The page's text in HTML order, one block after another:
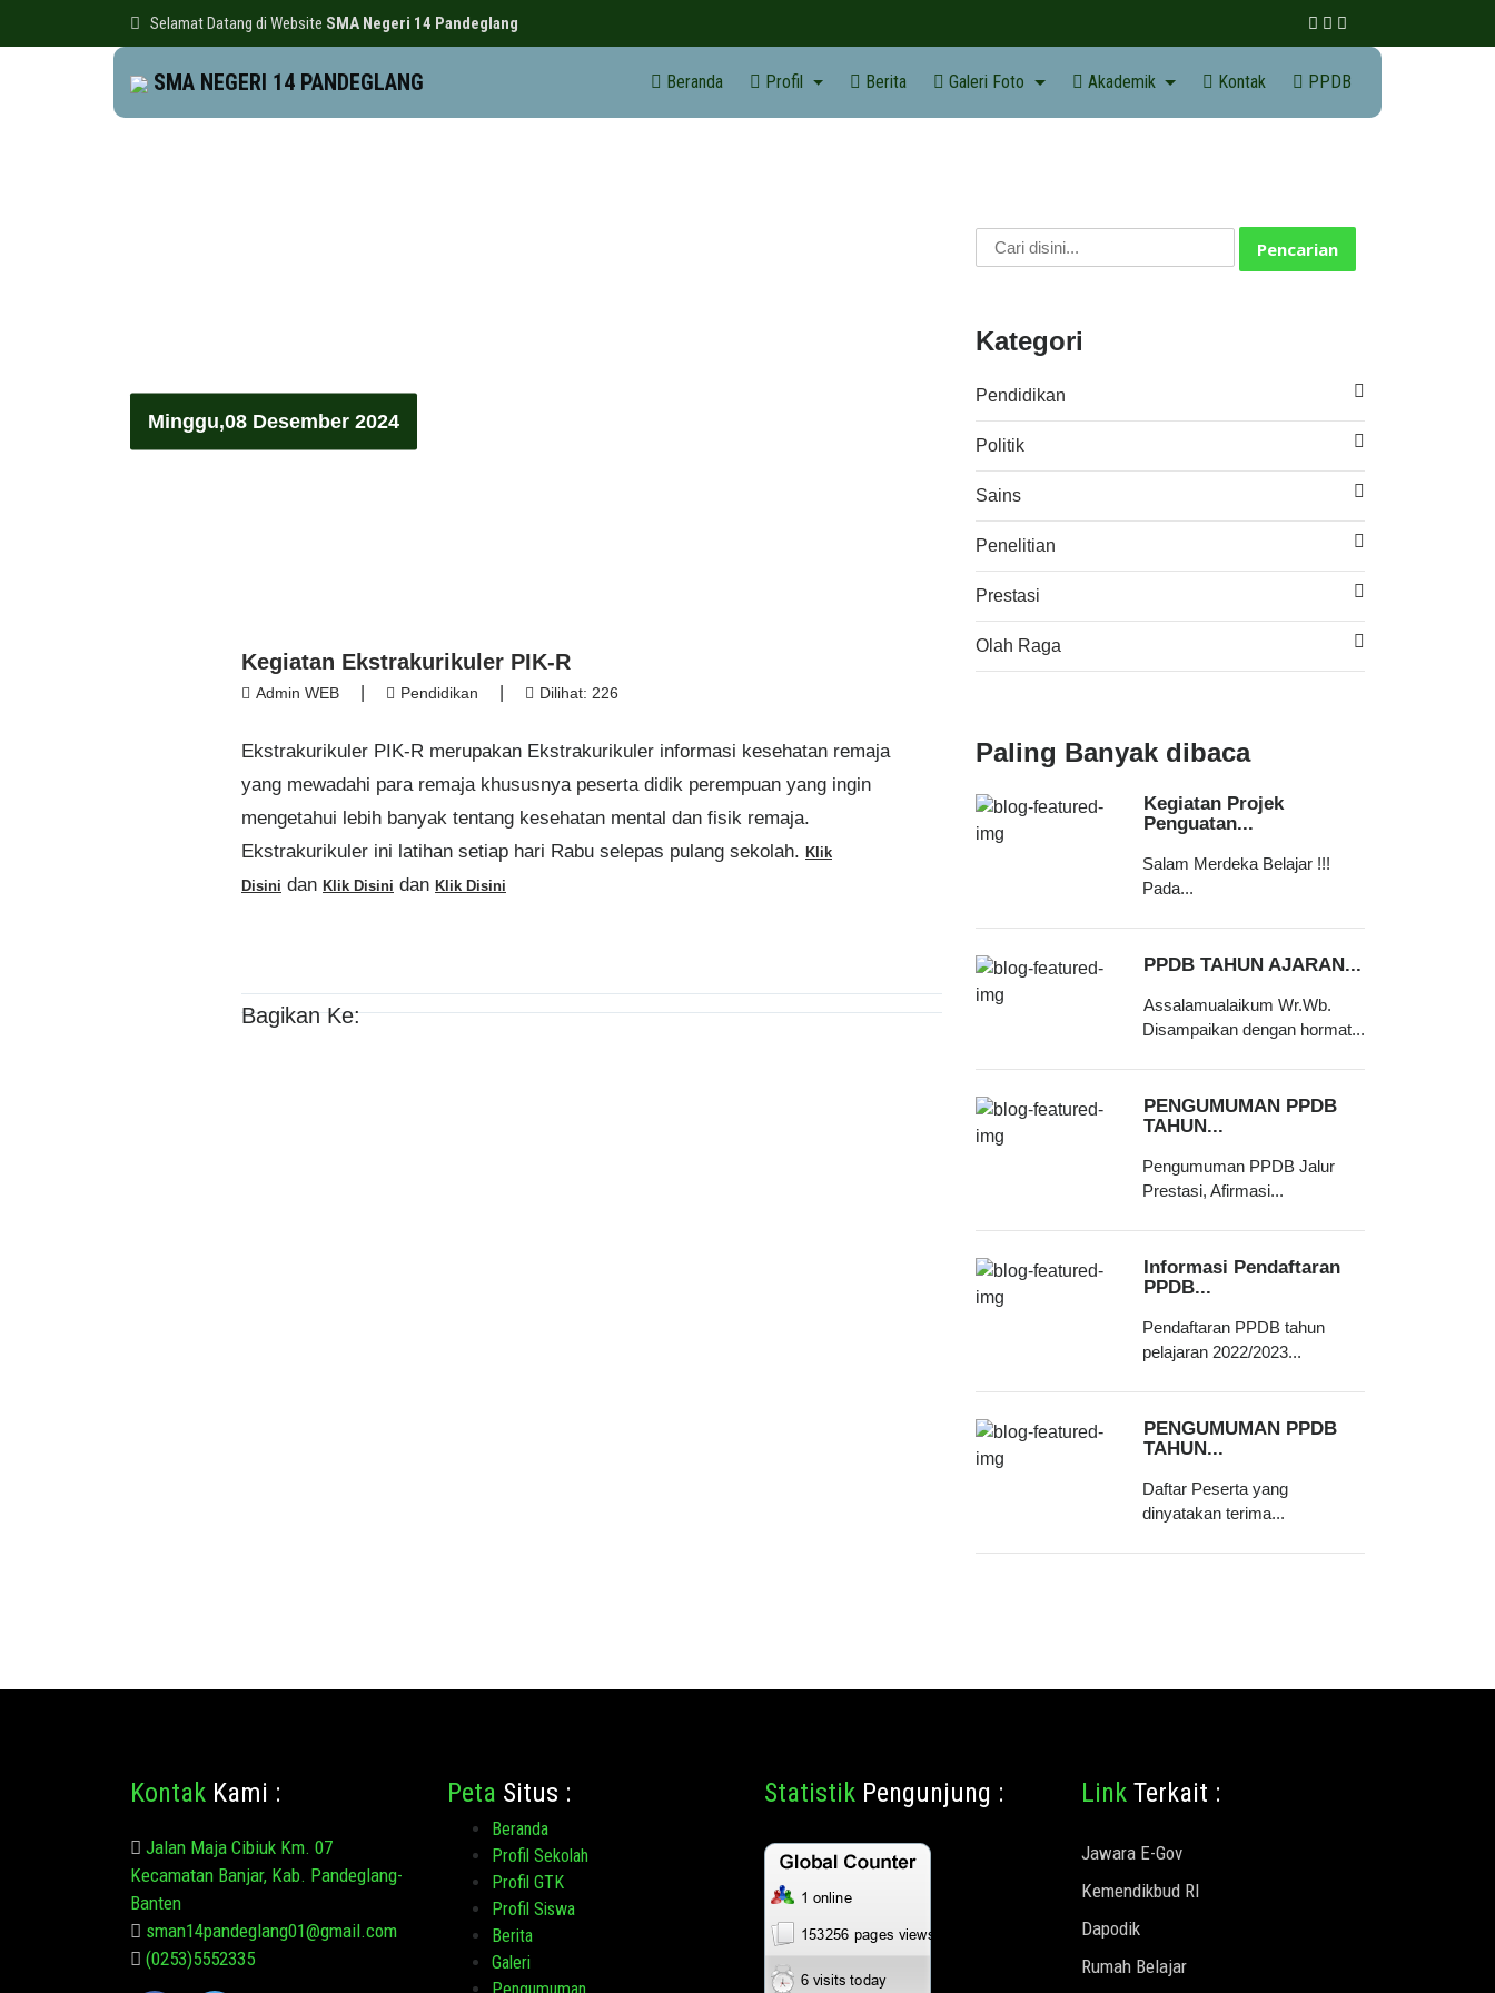
Selamat Datang di Website SMA Negeri 14 Pandeglang
SMA NEGERI 14 PANDEGLANG Beranda Profil Berita Galeri Foto Akademik Kontak PPDB
Minggu,08 Desember 2024
Kegiatan Ekstrakurikuler PIK-R
Admin WEB Pendidikan Dilihat: 226
Ekstrakurikuler PIK-R merupakan Ekstrakurikuler informasi kesehatan remaja
yang mewadahi para remaja khususnya peserta didik perempuan yang ingin
mengetahui lebih banyak tentang kesehatan mental dan fisik remaja.
Ekstrakurikuler ini latihan setiap hari Rabu selepas pulang sekolah. Klik
Disini dan Klik Disini dan Klik Disini
Bagikan Ke:
Pencarian
Kategori
Pendidikan
Politik
Sains
Penelitian
Prestasi
Olah Raga
Paling Banyak dibaca
Kegiatan Projek
Penguatan...
Salam Merdeka Belajar !!!
Pada...
PPDB TAHUN AJARAN...
Assalamualaikum Wr.Wb.
Disampaikan dengan hormat...
PENGUMUMAN PPDB
TAHUN...
Pengumuman PPDB Jalur
Prestasi, Afirmasi...
Informasi Pendaftaran
PPDB...
Pendaftaran PPDB tahun
pelajaran 2022/2023...
PENGUMUMAN PPDB
TAHUN...
Daftar Peserta yang
dinyatakan terima...
Kontak Kami :
Jalan Maja Cibiuk Km. 07
Kecamatan Banjar, Kab. Pandeglang-
Banten
sman14pandeglang01@gmail.com
(0253)5552335
Peta Situs :
Beranda
Profil Sekolah
Profil GTK
Profil Siswa
Berita
Galeri
Statistik Pengunjung : Link Terkait :
Jawara E-Gov
Kemendikbud RI
Dapodik
Rumah Belajar